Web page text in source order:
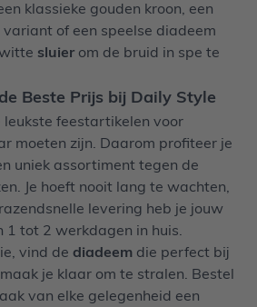
klassieke gouden kroon, een
of een speelse diadeem
sluier om de bruid in spe te
Beste Prijs bij Daily Style
feestartikelen voor
moeten zijn. Daarom profiteer je
uniek assortiment tegen de
Je hoeft nooit lang te wachten,
levering heb je jouw
1 tot 2 werkdagen in huis.
vind de diadeem die perfect bij
je klaar om te stralen. Bestel
van elke gelegenheid een